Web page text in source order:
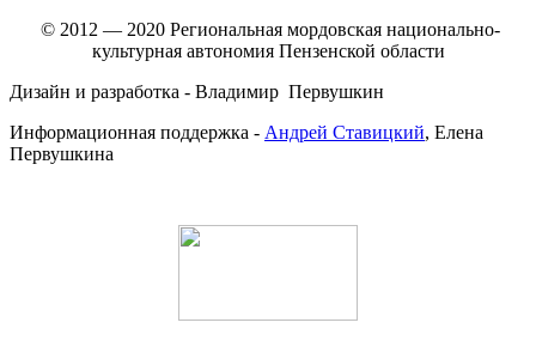
© 2012 — 2020 Региональная мордовская национально-
культурная автономия Пензенской области
Дизайн и разработка - Владимир Первушкин
Информационная поддержка - Андрей Ставицкий, Елена
Первушкина